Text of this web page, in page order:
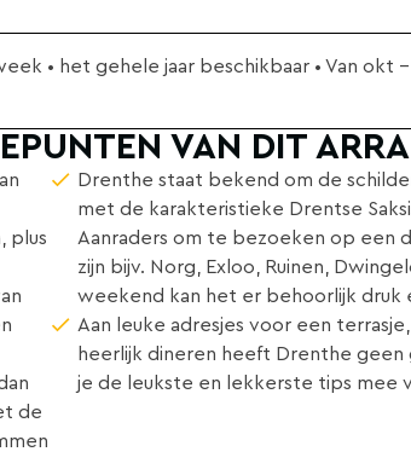
• het gehele jaar beschikbaar • Van okt
VAN DIT
plus
de
Drenthe staat bekend om de
met de karakteristieke Drentse
Aanraders om te bezoeken op een
zijn bijv. Norg, Exloo, Ruinen,
weekend kan het er behoorlijk druk
Aan leuke adresjes voor een
heerlijk dineren heeft Drenthe
je de leukste en lekkerste tips mee